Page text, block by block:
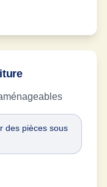
des pièces sous